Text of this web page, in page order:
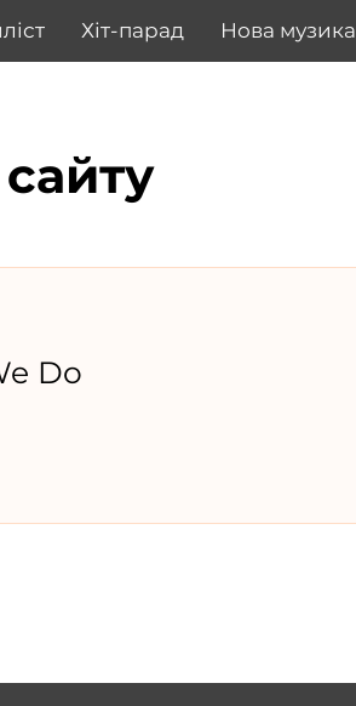
Хіт-парад Нова музика
Do